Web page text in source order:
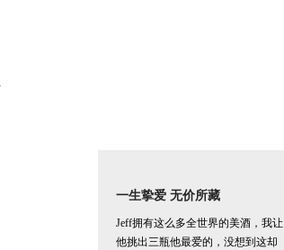
一生挚爱 无价所藏
Jeff拥有这么多全世界的美酒，我让
他挑出三瓶他最爱的，没想到这却